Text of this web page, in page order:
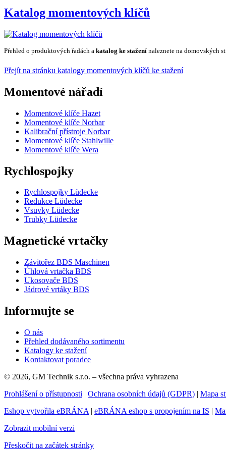
Katalog momentových klíčů
Přehled o produktových řadách a katalog ke stažení naleznete na domovských
Přejít na stránku katalogy momentových klíčů ke stažení
Momentové nářadí
Momentové klíče Hazet
Momentové klíče Norbar
Kalibrační přístroje Norbar
Momentové klíče Stahlwille
Momentové klíče Wera
Rychlospojky
Rychlospojky Lüdecke
Redukce Lüdecke
Vsuvky Lüdecke
Trubky Lüdecke
Magnetické vrtačky
Závitořez BDS Maschinen
Úhlová vrtačka BDS
Ukosovače BDS
Jádrové vrtáky BDS
Informujte se
O nás
Přehled dodávaného sortimentu
Katalogy ke stažení
Kontaktovat poradce
© 2026, GM Technik s.r.o. – všechna práva vyhrazena
Prohlášení o přístupnosti | Ochrana osobních údajů (GDPR) | Mapa
Eshop vytvořila eBRÁNA | eBRÁNA eshop s propojením na IS |
Zobrazit mobilní verzi
Přeskočit na začátek stránky